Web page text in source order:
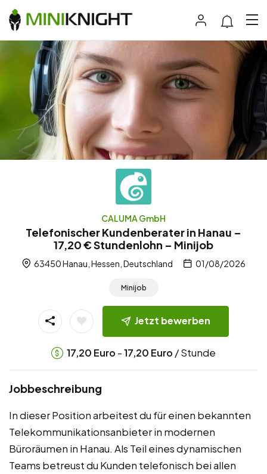
CALUMA GmbH
Telefonischer Kundenberater in Hanau –
17,20 € Stundenlohn – Minijob
63450 Hanau, Hessen, Deutschland 01/08/2026
Minijob
Jetzt bewerben
17,20 Euro -17,20 Euro / Stunde
Jobbeschreibung
In dieser Position arbeitest du für einen bekannten
Telekommunikationsanbieter in modernen
Büroräumen in Hanau. Als Teil eines dynamischen
Teams betreust du Kunden telefonisch bei allen